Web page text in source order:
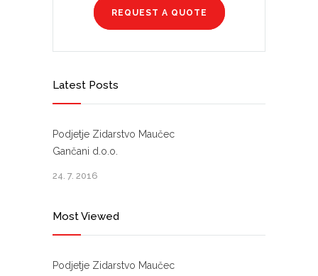
REQUEST A QUOTE
Latest Posts
Podjetje Zidarstvo Maučec
Gančani d.o.o.
24. 7. 2016
Most Viewed
Podjetje Zidarstvo Maučec